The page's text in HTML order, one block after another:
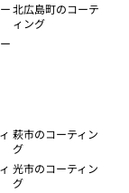
北広島町のコーテ
ィング
萩市のコーティン
グ
光市のコーティン
グ